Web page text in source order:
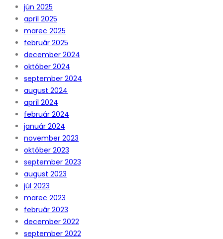
jún 2025
apríl 2025
marec 2025
február 2025
december 2024
október 2024
september 2024
august 2024
apríl 2024
február 2024
január 2024
november 2023
október 2023
september 2023
august 2023
júl 2023
marec 2023
február 2023
december 2022
september 2022